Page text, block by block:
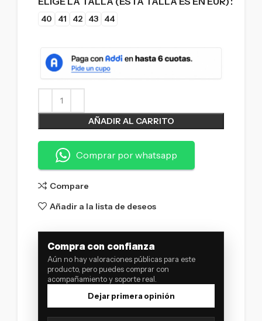
40 41 42 43 44
AÑADIR AL CARRITO
Comprar por whatsapp
Compare
Añadir a la lista de deseos
Compra con confianza
Aún no hay valoraciones públicas para este
producto, pero puedes comprar con
acompañamiento y soporte real.
Dejar primera opinión